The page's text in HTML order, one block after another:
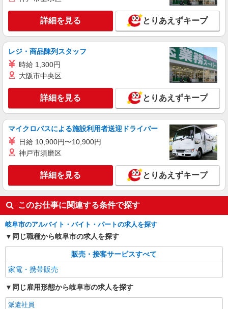
+゜・。○。・゜+゜・。○。・゜+゜ 入社祝い金10
万円支給(規定有) お友達を紹介頂くと, インセンテ
ィブ支給(規定有) ★月2回払い・週払い可能（規程
有）★ ゜・。○。・゜+゜・。○。・゜+゜
岐阜県岐阜市のsoftbankショップ
キープ 詳細を見る
派遣社員
株式会社シエロ
人気機種に詳しくなれる携帯販売【au】
月給273200円〜 ※残業手当別途支給 ※研修期
間6か月・時給1550円〜 ★交通費別途支給（規定
あり） ゜+゜・。○。・゜+゜・。○。・゜+゜ 入
社祝い金10万円支給(規定有) お友達を紹介頂くと,
インセンティブ支給(規定有) ゜・。○。・゜
岐阜県岐阜市の家電量販店
詳細を見る
詳細を見る とりあえずキープ
レジ・商品陳列スタッフ
時給 1,300円
大阪市中央区
詳細を見る とりあえずキープ
マイクロバスによる施設利用者送迎ドライバー
日給 10,900円〜10,900円
神戸市須磨区
詳細を見る とりあえずキープ
このお仕事に関連する条件で探す
岐阜市のアルバイト・バイト・パートの求人を探す
同じ職種から岐阜市の求人を探す
販売・接客サービスすべて
家電・携帯販売
同じ雇用形態から岐阜市の求人を探す
派遣社員